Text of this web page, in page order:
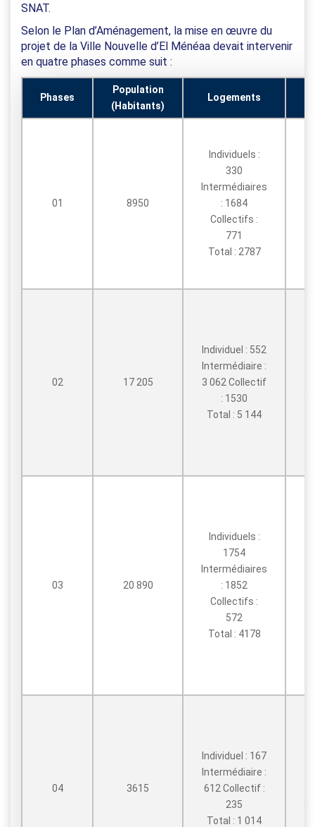
SNAT.
Selon le Plan d’Aménagement, la mise en œuvre du
projet de la Ville Nouvelle d’El Ménéaa devait intervenir
en quatre phases comme suit :
Phases
Population
(Habitants)
Logements
01 8950
Individuels :
330
Intermédiaires
: 1684
Collectifs :
771
Total : 2787
02 17 205
Individuel : 552
Intermédiaire :
3 062 Collectif
: 1530
Total : 5 144
03 20 890
Individuels :
1754
Intermédiaires
: 1852
Collectifs :
572
Total : 4178
04 3615
Individuel : 167
Intermédiaire :
612 Collectif :
235
Total : 1 014